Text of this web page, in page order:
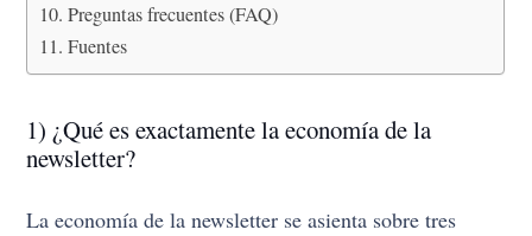
Preguntas frecuentes (FAQ)
Fuentes
1) ¿Qué es exactamente la economía de la
newsletter?
La economía de la newsletter se asienta sobre tres